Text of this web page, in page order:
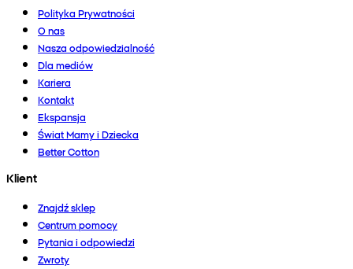
Polityka Prywatności
O nas
Nasza odpowiedzialność
Dla mediów
Kariera
Kontakt
Ekspansja
Świat Mamy i Dziecka
Better Cotton
Klient
Znajdź sklep
Centrum pomocy
Pytania i odpowiedzi
Zwroty